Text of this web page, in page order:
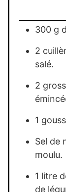
300 g
2
salé.
2
1
Sel de
moulu.
1 litre
de